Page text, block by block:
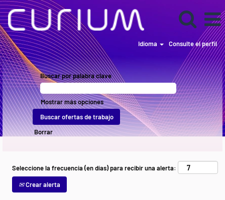
Idioma Consulte el perfil
Current
Listings
ES
Buscar por palabra clave
Mostrar más opciones
Borrar
Seleccione la frecuencia (en días) para recibir una alerta:
Crear alerta